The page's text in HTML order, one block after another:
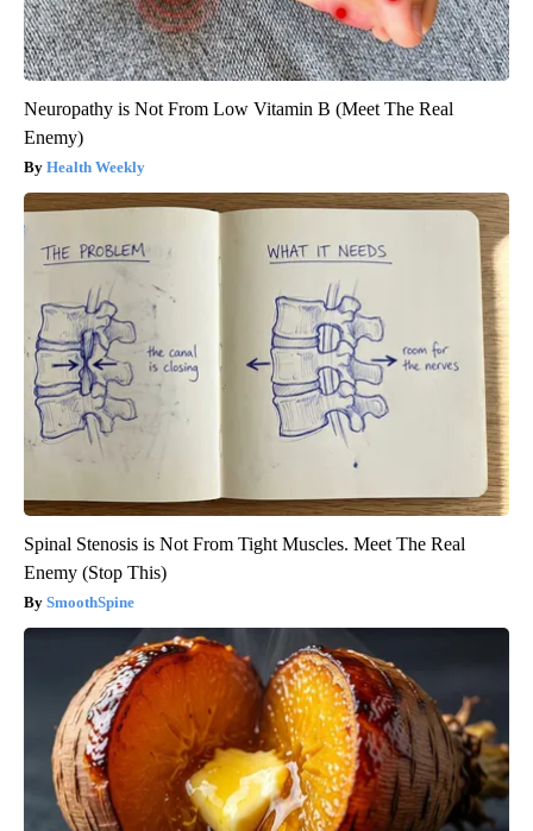
Neuropathy is Not From Low Vitamin B (Meet The Real
Enemy)
Health Weekly
Spinal Stenosis is Not From Tight Muscles. Meet The Real
Enemy (Stop This)
SmoothSpine